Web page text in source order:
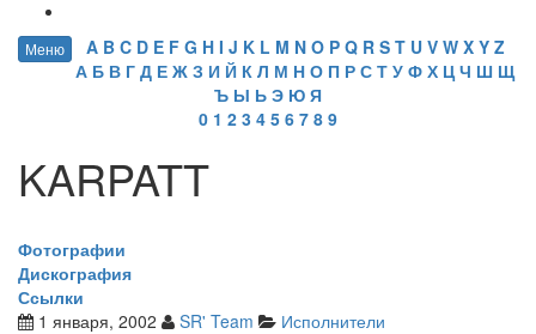
Меню A B C D E F G H I J K L M N O P Q R S T U V W X Y Z
А Б В Г Д Е Ж З И Й К Л М Н О П Р С Т У Ф Х Ц Ч Ш Щ
Ъ Ы Ь Э Ю Я
0 1 2 3 4 5 6 7 8 9
KARPATT
Фотографии
Дискография
Ссылки
1 января, 2002
SR' Team Исполнители